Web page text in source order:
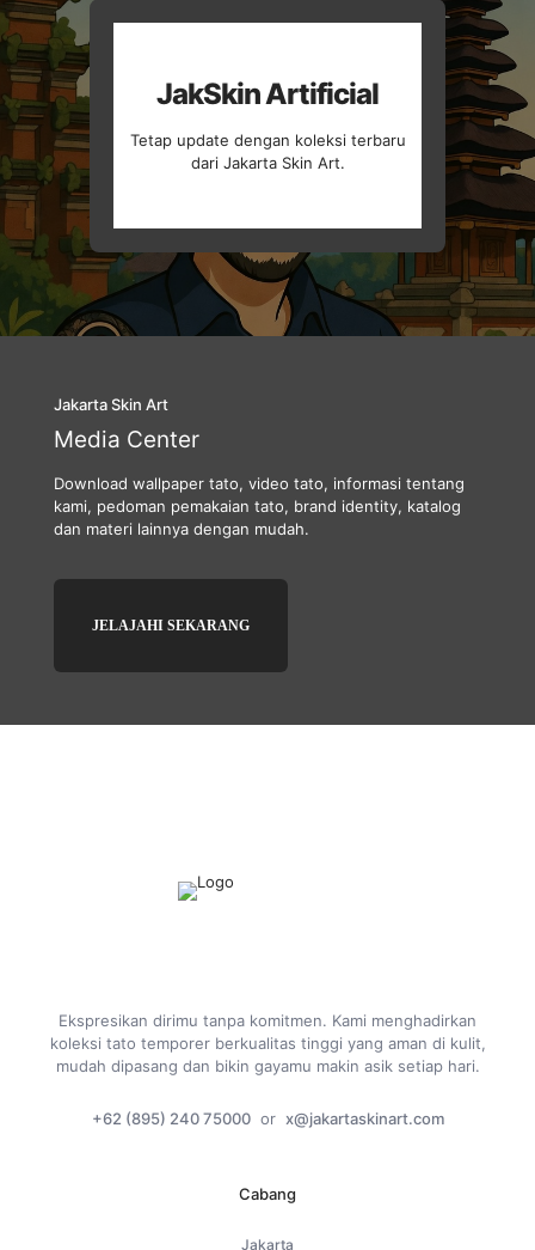
JakSkin Artificial
Tetap update dengan koleksi terbaru
dari Jakarta Skin Art.
Jakarta Skin Art
Media Center
Download wallpaper tato, video tato, informasi tentang
kami, pedoman pemakaian tato, brand identity, katalog
dan materi lainnya dengan mudah.
JELAJAHI SEKARANG
Ekspresikan dirimu tanpa komitmen. Kami menghadirkan
koleksi tato temporer berkualitas tinggi yang aman di kulit,
mudah dipasang dan bikin gayamu makin asik setiap hari.
+62 (895) 240 75000 or x@jakartaskinart.com
Cabang
Jakarta